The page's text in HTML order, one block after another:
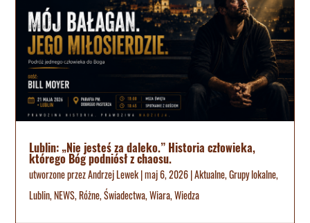
Lublin: „Nie jesteś za daleko.” Historia człowieka,
którego Bóg podniósł z chaosu.
utworzone przezAndrzej Lewek|maj 6, 2026|Aktualne,Grupy lokalne,
Lublin,NEWS,Różne,Świadectwa,Wiara,Wiedza